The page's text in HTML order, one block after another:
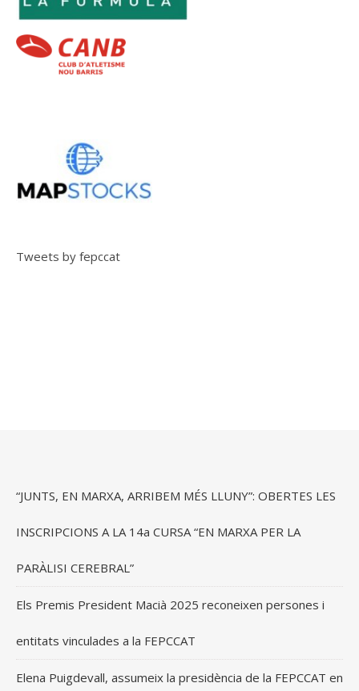
Tweets by fepccat
“JUNTS, EN MARXA, ARRIBEM MÉS LLUNY”: OBERTES LES
INSCRIPCIONS A LA 14a CURSA “EN MARXA PER LA
PARÀLISI CEREBRAL”
Els Premis President Macià 2025 reconeixen persones i
entitats vinculades a la FEPCCAT
Elena Puigdevall, assumeix la presidència de la FEPCCAT en